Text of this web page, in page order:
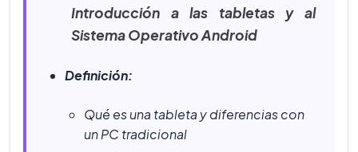
Introducción a las tabletas y al
Sistema Operativo Android
Definición:
Qué es una tableta y diferencias con
un PC tradicional